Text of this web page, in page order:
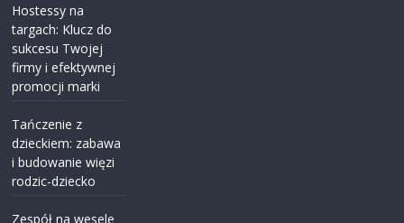
Hostessy na
targach: Klucz do
sukcesu Twojej
firmy i efektywnej
promocji marki
Tańczenie z
dzieckiem: zabawa
i budowanie więzi
rodzic-dziecko
Zespół na wesele